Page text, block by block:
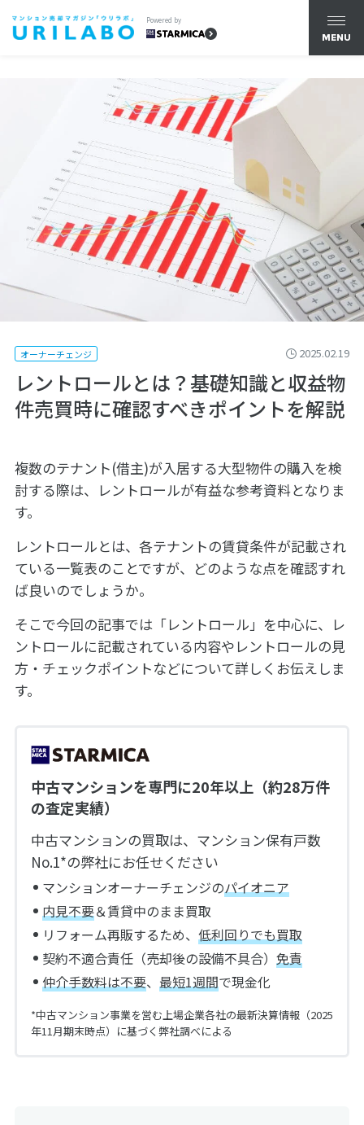
Powered by
MENU
オーナーチェンジ 2025.02.19
レントロールとは？基礎知識と収益物
件売買時に確認すべきポイントを解説
複数のテナント(借主)が入居する大型物件の購入を検
討する際は、レントロールが有益な参考資料となりま
す。
レントロールとは、各テナントの賃貸条件が記載され
ている一覧表のことですが、どのような点を確認すれ
ば良いのでしょうか。
そこで今回の記事では「レントロール」を中心に、レ
ントロールに記載されている内容やレントロールの見
方・チェックポイントなどについて詳しくお伝えしま
す。
中古マンションを専門に20年以上（約28万件
の査定実績）
中古マンションの買取は、マンション保有戸数
No.1*の弊社にお任せください
マンションオーナーチェンジのパイオニア
内見不要＆賃貸中のまま買取
リフォーム再販するため、低利回りでも買取
契約不適合責任（売却後の設備不具合）免責
仲介手数料は不要、最短1週間で現金化
*中古マンション事業を営む上場企業各社の最新決算情報（2025
年11月期末時点）に基づく弊社調べによる